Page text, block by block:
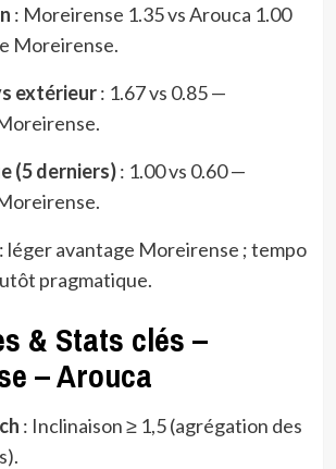
: Moreirense 1.35 vs Arouca 1.00
Moreirense.
extérieur: 1.67 vs 0.85 —
(5 derniers): 1.00 vs 0.60 —
léger avantage Moreirense ; tempo
pragmatique.
& Stats clés –
– Arouca
: Inclinaison ≥ 1,5 (agrégation des